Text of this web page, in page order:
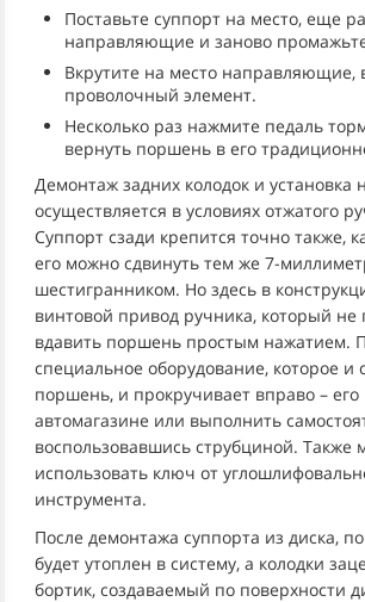
Поставьте суппорт на место, еще
направляющие и заново
Вкрутите на место направляющие,
проволочный элемент.
Несколько раз нажмите педаль
вернуть поршень в его
Демонтаж задних колодок и установка
осуществляется в условиях отжатого
Суппорт сзади крепится точно также,
его можно сдвинуть тем же 7-
шестигранником. Но здесь в
винтовой привод ручника, который не
вдавить поршень простым нажатием.
специальное оборудование, которое и
поршень, и прокручивает вправо –
автомагазине или выполнить
воспользовавшись струбциной. Также
использовать ключ от
инструмента.
После демонтажа суппорта из диска,
будет утоплен в систему, а колодки
бортик, создаваемый по поверхности